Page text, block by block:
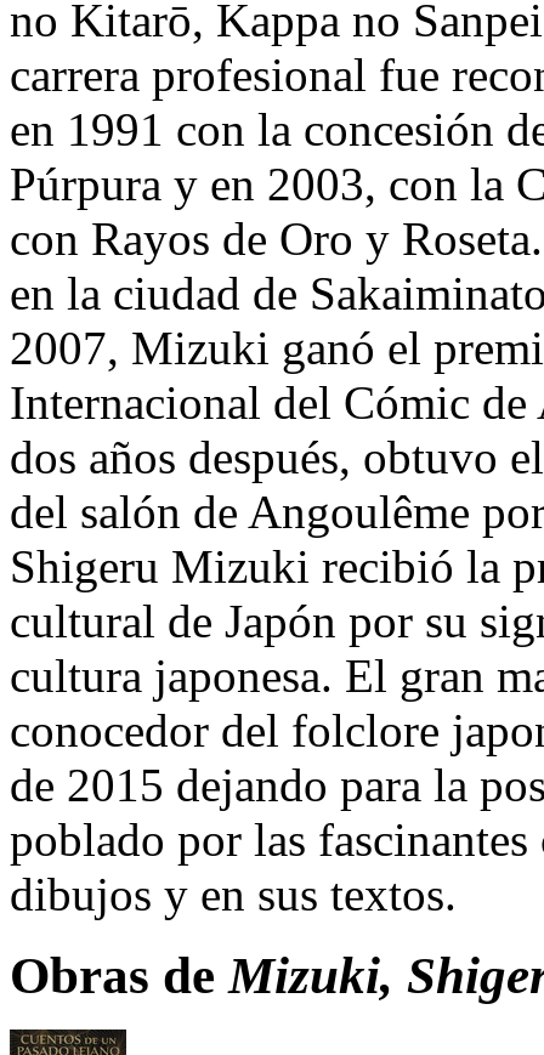
no Kitarō, Kappa no
carrera profesional fue
en 1991 con la concesión
Púrpura y en 2003, con la
con Rayos de Oro y
en la ciudad de
2007, Mizuki ganó el
Internacional del Cómic
dos años después, obtuvo
del salón de Angoulême
Shigeru Mizuki recibió la
cultural de Japón por su
cultura japonesa. El gran
conocedor del folclore
de 2015 dejando para la
poblado por las
dibujos y en sus textos.
Obras deMizuki,